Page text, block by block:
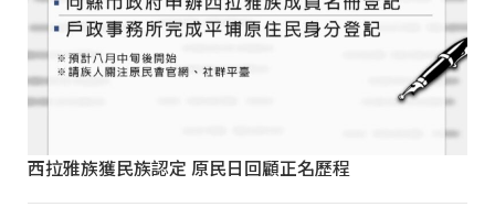
西拉雅族獲民族認定 原民日回顧正名歷程